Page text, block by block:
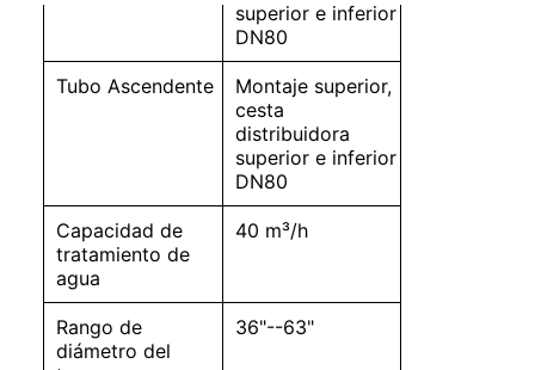
superior e inferior
DN80
Tubo Ascendente
Montaje superior,
cesta
distribuidora
superior e inferior
DN80
Capacidad de
tratamiento de
agua
40 m³/h
Rango de
diámetro del
36"--63"